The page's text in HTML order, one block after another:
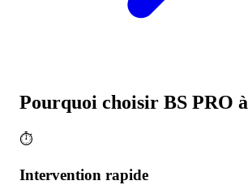
Pourquoi choisir BS PRO à
⏱️
Intervention rapide